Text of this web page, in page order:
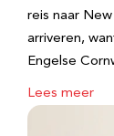
reis naar
arriveren,
Engelse
Lees meer